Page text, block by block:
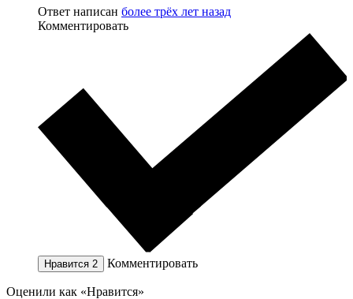
Ответ написан более трёх лет назад
Комментировать
Нравится 2 Комментировать
Оценили как «Нравится»